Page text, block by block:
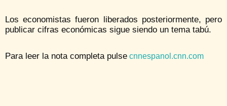
Los economistas fueron liberados posteriormente, pero
publicar cifras económicas sigue siendo un tema tabú.
Para leer la nota completa pulse cnnespanol.cnn.com